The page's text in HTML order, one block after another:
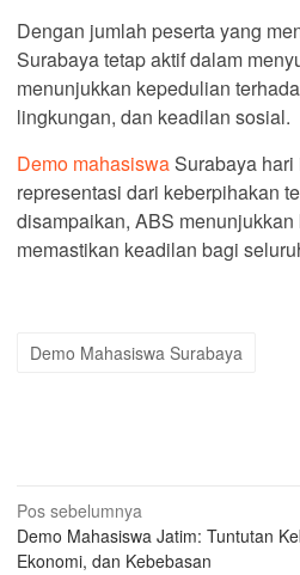
Dengan jumlah peserta yang
Surabaya tetap aktif dalam
menunjukkan kepedulian
lingkungan, dan keadilan sosial.
Demo mahasiswaSurabaya
representasi dari keberpihakan
disampaikan, ABS
memastikan keadilan bagi
Demo Mahasiswa Surabaya
Navigasi
pos
Pos sebelumnya
Demo Mahasiswa Jatim: Tuntutan
Ekonomi, dan Kebebasan